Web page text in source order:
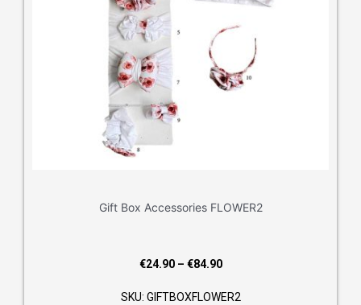
Gift Box Accessories FLOWER2
€24.90 – €84.90Price
€24.90
SKU: GIFTBOXFLOWER2